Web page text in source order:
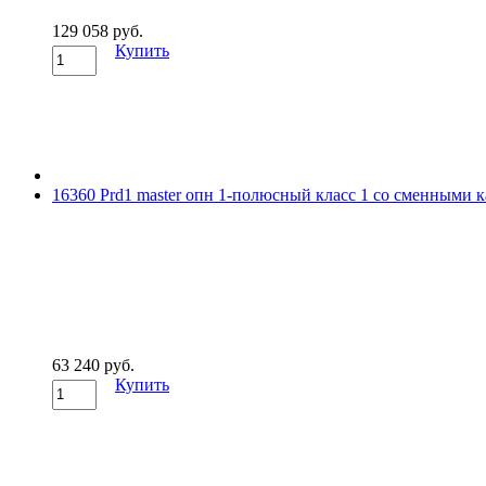
129 058 руб.
Купить
16360 Prd1 master опн 1-полюсный класс 1 со сменными
63 240 руб.
Купить